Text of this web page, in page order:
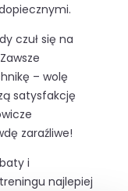
czuł się na
– wolę
satysfakcję
zaraźliwe!
i
najlepiej